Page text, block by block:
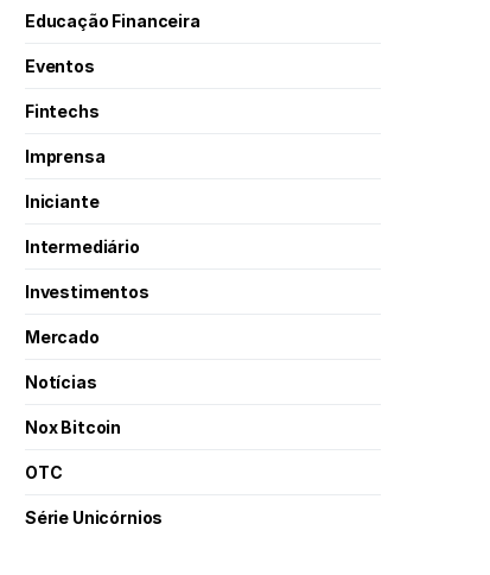
Educação Financeira
Eventos
Fintechs
Imprensa
Iniciante
Intermediário
Investimentos
Mercado
Notícias
Nox Bitcoin
OTC
Série Unicórnios